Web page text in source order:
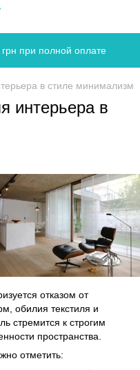
при полной оплате
в стиле минимализм
интерьера в
отказом от
обилия текстиля и
стремится к строгим
пространства.
отметить: